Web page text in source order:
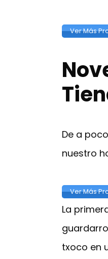
Ver Más
De a
nuestro
Ver Más
La
txoco en